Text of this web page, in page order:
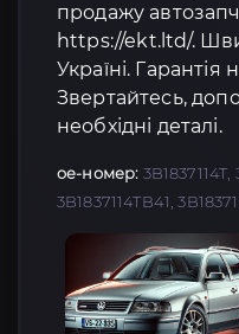
продажу
https://ekt.ltd/.
Україні. Гарантія
Звертайтесь,
необхідні деталі.
oe-номер: 3B1837114T,
3B1837114TB41,